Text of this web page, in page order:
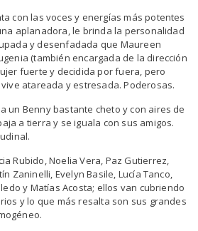
con las voces y energías más potentes
aplanadora, le brinda la personalidad
y desenfadada que Maureen
(también encargada de la dirección
fuerte y decidida por fuera, pero
atareada y estresada. Poderosas.
un Benny bastante cheto y con aires de
a tierra y se iguala con sus amigos.
Rubido, Noelia Vera, Paz Gutierrez,
Zaninelli, Evelyn Basile, Lucía Tanco,
y Matías Acosta; ellos van cubriendo
y lo que más resalta son sus grandes